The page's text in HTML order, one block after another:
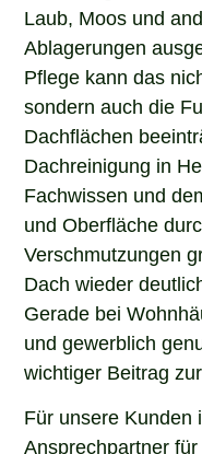
Laub, Moos und
Ablagerungen
Pflege kann das
sondern auch die
Dachflächen
Dachreinigung in
Fachwissen und
und Oberfläche
Verschmutzungen
Dach wieder
Gerade bei
und gewerblich
wichtiger Beitrag
Für unsere Kunden
Ansprechpartner